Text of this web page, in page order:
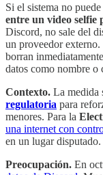
Si el sistema no
entre un video selfie
Discord, no sale del
un proveedor externo.
borran
datos como nombre o
Contexto. La medida
regulatoria para
menores. Para la
una internet con
en un lugar disputado.
Preocupación. En